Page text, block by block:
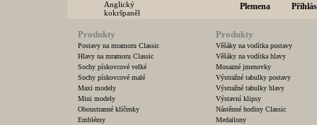
Plemena
Produkty
Postavy na mramoru Classic
Hlavy na mramoru Classic
Sochy pískovcové velké
Sochy pískovcové malé
Maxi modely
Mini modely
Oboustranné klíčenky
Emblémy
Produkty
Věšáky na vodítka postavy
Věšáky na vodítka hlavy
Mosazné jmenovky
Výstražné tabulky postavy
Výstražné tabulky hlavy
Výstavní klipsy
Nástěnné hodiny Classic
Medailony